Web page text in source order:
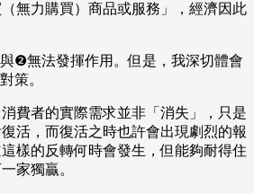
無力購買）商品或服務」，經濟因此
❷無法發揮作用。但是，我深切體會
策。
費者的實際需求並非「消失」，只是
復活，而復活之時也許會出現劇烈的報
樣的反轉何時會發生，但能夠耐得住
家獨贏。